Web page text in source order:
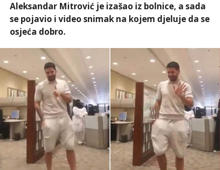
Aleksandar Mitrović je izašao iz bolnice, a sada
se pojavio i video snimak na kojem djeluje da se
osjeća dobro.